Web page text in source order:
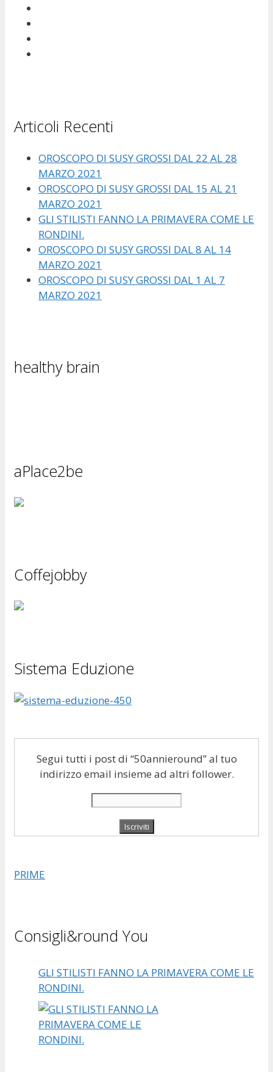
Articoli Recenti
OROSCOPO DI SUSY GROSSI DAL 22 AL 28
MARZO 2021
OROSCOPO DI SUSY GROSSI DAL 15 AL 21
MARZO 2021
GLI STILISTI FANNO LA PRIMAVERA COME LE
RONDINI.
OROSCOPO DI SUSY GROSSI DAL 8 AL 14
MARZO 2021
OROSCOPO DI SUSY GROSSI DAL 1 AL 7
MARZO 2021
healthy brain
aPlace2be
Coffejobby
Sistema Eduzione
Segui tutti i post di “50annieround” al tuo
indirizzo email insieme ad altri follower.
PRIME
Consigli&round You
GLI STILISTI FANNO LA PRIMAVERA COME LE
RONDINI.